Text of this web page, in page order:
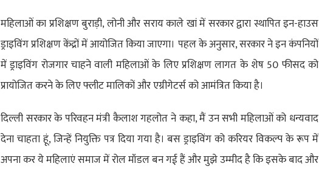
महिलाओं का प्रशिक्षण बुराड़ी, लोनी और सराय काले खां में सरकार द्वारा स्थापित इन-हाउस
ड्राइविंग प्रशिक्षण केंद्रों में आयोजित किया जाएगा। पहल के अनुसार, सरकार ने इन कंपनियों
में ड्राइविंग रोजगार चाहने वाली महिलाओं के लिए प्रशिक्षण लागत के शेष 50 फीसद को
प्रायोजित करने के लिए फ्लीट मालिकों और एग्रीगेटर्स को आमंत्रित किया है।
दिल्ली सरकार के परिवहन मंत्री कैलाश गहलोत ने कहा, मैं उन सभी महिलाओं को धन्यवाद
देना चाहता हूं, जिन्हें नियुक्ति पत्र दिया गया है। बस ड्राइविंग को करियर विकल्प के रूप में
अपना कर ये महिलाएं समाज में रोल मॉडल बन गई हैं और मुझे उम्मीद है कि इसके बाद और